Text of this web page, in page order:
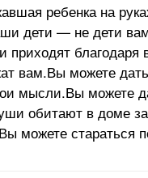
ребенка на
дети — не дети
благодаря
вам.Вы можете
мысли.Вы можете
обитают в доме
можете стараться
похожими на себя.